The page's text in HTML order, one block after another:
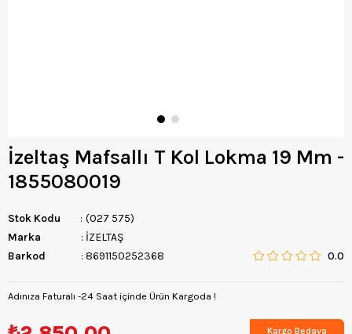
İzeltaş Mafsallı T Kol Lokma 19 Mm -
1855080019
Stok Kodu
(027 575)
Marka
: İZELTAŞ
Barkod
: 8691150252368 0.0
Adınıza Faturalı -24 Saat içinde Ürün Kargoda !
Kargo Bedava